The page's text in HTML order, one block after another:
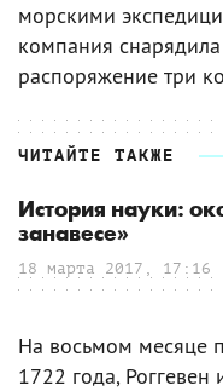
морскими
компания
распоряжение три
ЧИТАЙТЕ ТАКЖЕ
История науки:
занавесе»
18 марта 2017, 17:16
На восьмом месяце
1722 года,